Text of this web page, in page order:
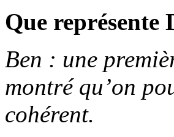
Que représente
Ben : une
montré qu’on
cohérent.